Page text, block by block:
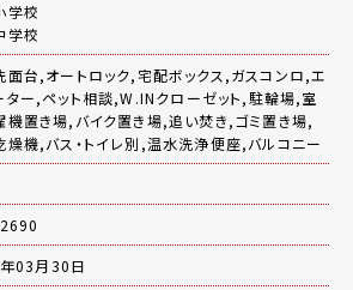
学校
学校
面台,オートロック,宅配ボックス,ガスコンロ,エ
ター,ペット相談,W.INクローゼット,駐輪場,室
機置き場,バイク置き場,追い焚き,ゴミ置き場,
燥機,バス・トイレ別,温水洗浄便座,バルコニー
03月30日